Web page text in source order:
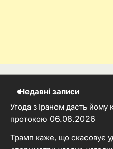
Недавні записи
Угода з Іраном дасть
протокою 06.08.2026
Трамп каже, що скасовує